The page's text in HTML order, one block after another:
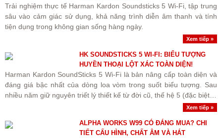
Trải nghiệm thực tế Harman Kardon Soundsticks 5 Wi-Fi, tập trung
sâu vào cảm giác sử dụng, khả năng trình diễn âm thanh và tính
tiện dụng trong không gian sống hàng ngày.
Xem tiếp »
HK SOUNDSTICKS 5 WI-FI: BIỂU TƯỢNG
HUYỀN THOẠI LỘT XÁC TOÀN DIỆN!
Harman Kardon SoundSticks 5 Wi-Fi là bản nâng cấp toàn diện và
đáng giá bậc nhất của dòng loa vòm trong suốt biểu tượng. Sau
nhiều năm giữ nguyên triết lý thiết kế từ đời cũ, thế hệ 5 (đặc biệt là
Xem tiếp »
ALPHA WORKS W99 CÓ ĐÁNG MUA? CHI
TIẾT CẤU HÌNH, CHẤT ÂM VÀ HÁT